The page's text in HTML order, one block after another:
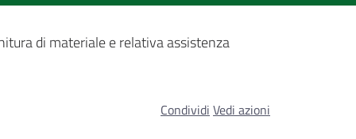
di materiale e relativa assistenza
Condividi Vedi azioni